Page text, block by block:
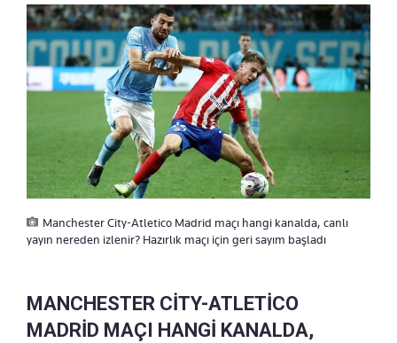
Manchester City-Atletico Madrid maçı hangi kanalda, canlı
yayın nereden izlenir? Hazırlık maçı için geri sayım başladı
MANCHESTER CİTY-ATLETİCO
MADRİD MAÇI HANGİ KANALDA,